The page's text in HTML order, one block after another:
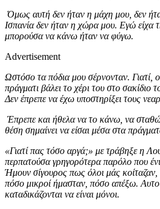
Όμως αυτή δεν ήταν η μάχη μου, δεν
Ισπανία δεν ήταν η χώρα μου. Εγώ είχα
μπορούσα να κάνω ήταν να φύγω.
Advertisement
Ωστόσο τα πόδια μου σέρνονταν. Γιατί,
πράγματι βάλει το χέρι του στο σακίδιο
Δεν έπρεπε να έχω υποστηρίξει τους
Έπρεπε και ήθελα να το κάνω, να
θέση σημαίνει να είσαι μέσα στα
«Γιατί πας τόσο αργά;» με τράβηξε η
περπατούσα γρηγορότερα παρόλο που
Ήμουν σίγουρος πως όλοι μάς
πόσο μικροί ήμασταν, πόσο απέξω.
καταδικάζονται να είναι μόνοι.